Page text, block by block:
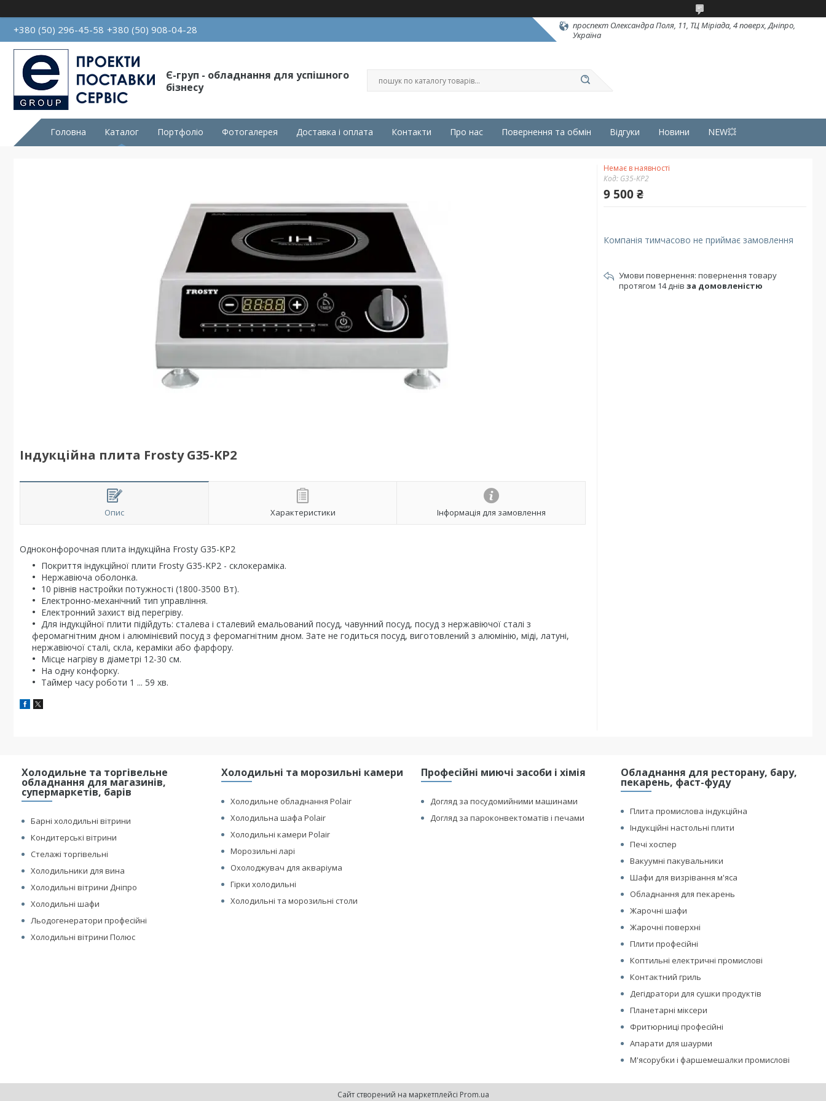
+380 (50) 296-45-58 +380 (50) 908-04-28
проспект Олександра Поля, 11, ТЦ Міріада, 4 поверх, Дніпро,
Україна
Є-груп - обладнання для успішного
бізнесу
Головна Каталог Портфоліо Фотогалерея Доставка і оплата Контакти Про нас Повернення та обмін Відгуки Новини NEW💥
Індукційна плита Frosty G35-KP2
Опис Характеристики Інформація для замовлення
Одноконфорочная плита індукційна Frosty G35-KP2
Покриття індукційної плити Frosty G35-KP2 - склокераміка.
Нержавіюча оболонка.
10 рівнів настройки потужності (1800-3500 Вт).
Електронно-механічний тип управління.
Електронний захист від перегріву.
Для індукційної плити підійдуть: сталева і сталевий емальований посуд, чавунний посуд, посуд з нержавіючої сталі з
феромагнітним дном і алюмінієвий посуд з феромагнітним дном. Зате не годиться посуд, виготовлений з алюмінію, міді, латуні,
нержавіючої сталі, скла, кераміки або фарфору.
Місце нагріву в діаметрі 12-30 см.
На одну конфорку.
Таймер часу роботи 1 ... 59 хв.
Немає в наявності
Код: G35-KP2
9 500 ₴
Компанія тимчасово не приймає замовлення
повернення товару
протягом 14 днів за домовленістю
Холодильне та торгівельне
обладнання для магазинів,
супермаркетів, барів
Барні холодильні вітрини
Кондитерські вітрини
Стелажі торгівельні
Холодильники для вина
Холодильні вітрини Дніпро
Холодильні шафи
Льодогенератори професійні
Холодильні вітрини Полюс
Холодильні та морозильні камери
Холодильне обладнання Polair
Холодильна шафа Polair
Холодильні камери Polair
Морозильні ларі
Охолоджувач для акваріума
Гірки холодильні
Холодильні та морозильні столи
Професійні миючі засоби і хімія
Догляд за посудомийними машинами
Догляд за пароконвектоматів і печами
Обладнання для ресторану, бару,
пекарень, фаст-фуду
Плита промислова індукційна
Індукційні настольні плити
Печі хоспер
Вакуумні пакувальники
Шафи для визрівання м'яса
Обладнання для пекарень
Жарочні шафи
Жарочні поверхні
Плити професійні
Коптильні електричні промислові
Контактний гриль
Дегідратори для сушки продуктів
Планетарні міксери
Фритюрниці професійні
Апарати для шаурми
М'ясорубки і фаршемешалки промислові
Сайт створений на маркетплейсі Prom.ua